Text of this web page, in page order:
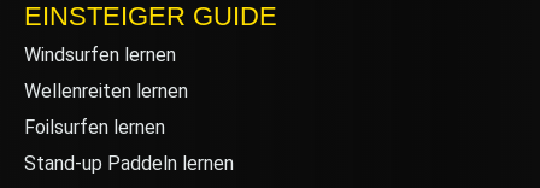
EINSTEIGER GUIDE
Windsurfen lernen
Wellenreiten lernen
Foilsurfen lernen
Stand-up Paddeln lernen